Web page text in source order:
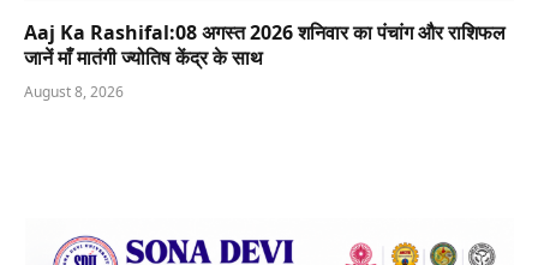
Aaj Ka Rashifal:08 अगस्त 2026 शनिवार का पंचांग और राशिफल
जानें माँ मातंगी ज्योतिष केंद्र के साथ
August 8, 2026